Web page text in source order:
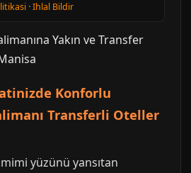
·Ihlal Bildir
Konforlu
Transferli Oteller
yüzünü yansıtan